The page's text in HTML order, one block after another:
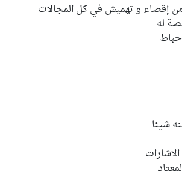
إقصاء و تهميش في كل المجالات
له
شيئا